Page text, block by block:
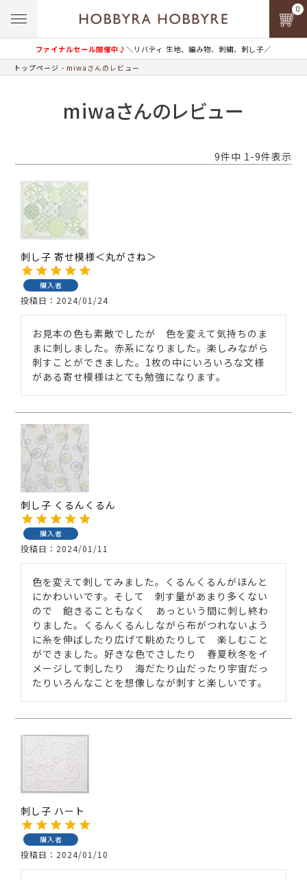
ファイナルセール開催中♪＼リバティ 生地、編み物、刺繍、刺し子／
0
トップページ miwaさんのレビュー
miwaさんのレビュー
9件中 1-9件表示
刺し子 寄せ模様＜丸がさね＞
購入者
投稿日 2024/01/24
お見本の色も素敵でしたが　色を変えて気持ちのま
まに刺しました。赤系になりました。楽しみながら
刺すことができました。1枚の中にいろいろな文様
がある寄せ模様はとても勉強になります。
刺し子 くるんくるん
購入者
投稿日 2024/01/11
色を変えて刺してみました。くるんくるんがほんと
にかわいいです。そして　刺す量があまり多くない
ので　飽きることもなく　あっという間に刺し終わ
りました。くるんくるんしながら布がつれないよう
に糸を伸ばしたり広げて眺めたりして　楽しむこと
ができました。好きな色でさしたり　春夏秋冬をイ
メージして刺したり　海だたり山だったり宇宙だっ
たりいろんなことを想像しなが刺すと楽しいです。
刺し子 ハート
購入者
投稿日 2024/01/10